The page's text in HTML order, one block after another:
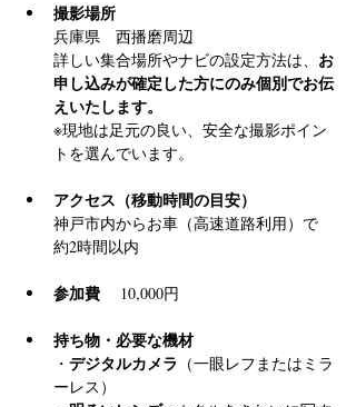
撮影場所
兵庫県　西播磨周辺
詳しい集合場所やナビの設定方法は、 お
申し込みが確定した方にのみ個別でお伝
えいたします。
※現地は足元の良い、安全な撮影ポイン
トを選んでいます。
アクセス（移動時間の目安）
神戸市内からお車（高速道路利用）で
約2時間以内
参加費 10,000円
持ち物・必要な機材
・ デジタルカメラ （一眼レフまたはミラ
ーレス）